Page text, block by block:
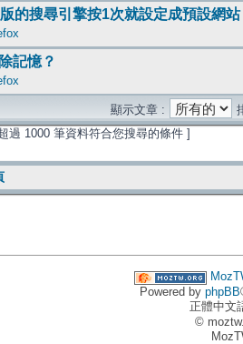
的搜尋引擎按1次就設定成預設網站
記憶？
顯示文章 :
過 1000 筆資料符合您搜尋的條件 ]
Powered by phpBB
正體中文
©